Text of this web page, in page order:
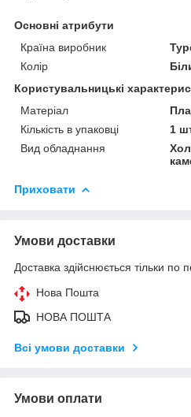
Основні атрибути
Країна виробник
Колір
Користувальницькі
Матеріал
Кількість в упаковці
1
Вид обладнання
Приховати
Умови доставки
Доставка здійснюється тільки по
Нова Пошта
НОВА ПОШТА
Всі умови доставки
Умови оплати